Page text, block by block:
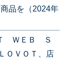
品を（2024年
Ｔ ＷＥＢ Ｓ
ＯＶＯＴ、店